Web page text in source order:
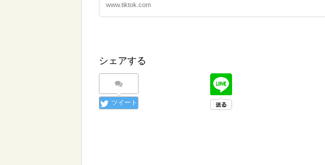
www.tiktok.com
シェアする
ツイート